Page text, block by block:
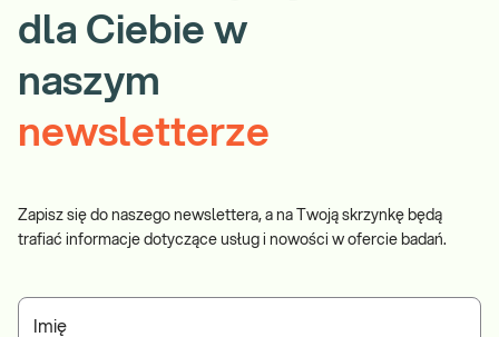
dla Ciebie w
naszym
newsletterze
Zapisz się do naszego newslettera, a na Twoją skrzynkę będą
trafiać informacje dotyczące usług i nowości w ofercie badań.
Imię